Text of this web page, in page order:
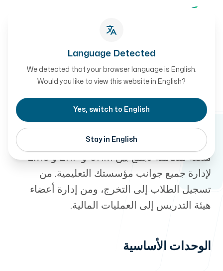
Language Detected
We detected that your browser language is English.
Would you like to view this website in English?
Yes, switch to English
Stay in English
أعمالنا
من نحن
طريقة العمل
نظام إدارة التعليم
نظام إدارة شامل للكليات
والجامعات
منصة متكاملة تجمع بين CRM و ERP و LMS
لإدارة جميع جوانب مؤسستك التعليمية. من
تسجيل الطلاب إلى التخرج، ومن إدارة أعضاء
هيئة التدريس إلى العمليات المالية.
الوحدات الأساسية